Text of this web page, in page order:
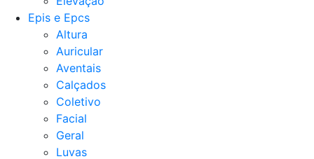
Epis e Epcs
Altura
Auricular
Aventais
Calçados
Coletivo
Facial
Geral
Luvas